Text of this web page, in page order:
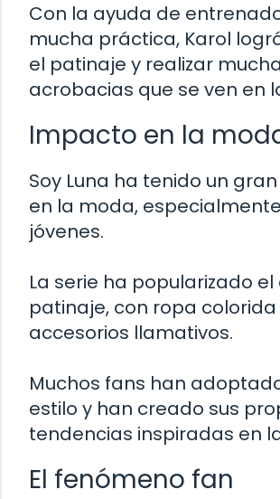
Con la ayuda de
mucha práctica, Karol
el patinaje y realizar
acrobacias que se ven en
Impacto en la
Soy Luna ha tenido un
en la moda,
jóvenes.
La serie ha popularizado
patinaje, con ropa colorida
accesorios llamativos.
Muchos fans han
estilo y han creado sus
tendencias inspiradas en
El fenómeno fan